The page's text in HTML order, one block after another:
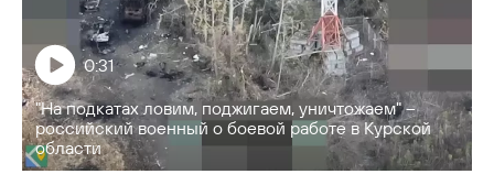
"На подкатах ловим, поджигаем, уничтожаем" –
российский военный о боевой работе в Курской
области
0:31